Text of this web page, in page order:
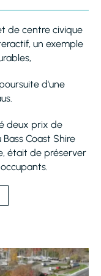
de centre civique
un exemple
d'une
deux prix de
Coast Shire
était de préserver